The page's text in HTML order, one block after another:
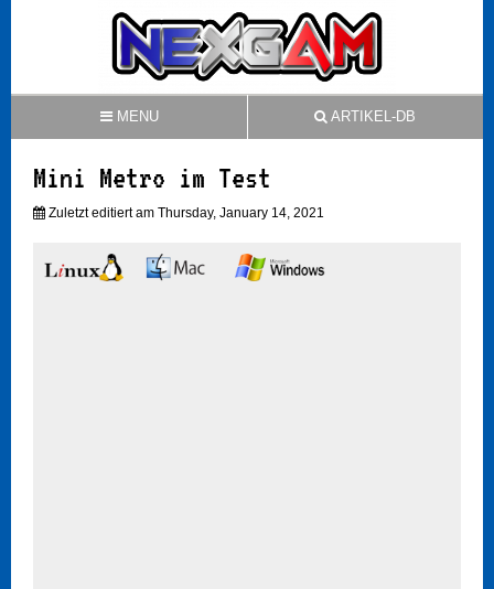
MENU ARTIKEL-DB
Mini Metro im Test
Zuletzt editiert am Thursday, January 14, 2021